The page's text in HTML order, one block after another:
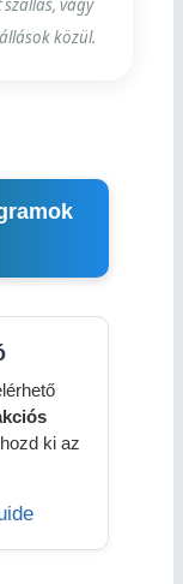
vagy
közül.
ki az